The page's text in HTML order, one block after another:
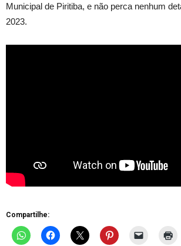
Municipal de Piritiba, e não perca nenhum
2023.
Compartilhe: